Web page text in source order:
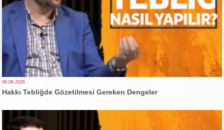
06.08.2026
Hakkı Tebliğde Gözetilmesi Gereken Dengeler